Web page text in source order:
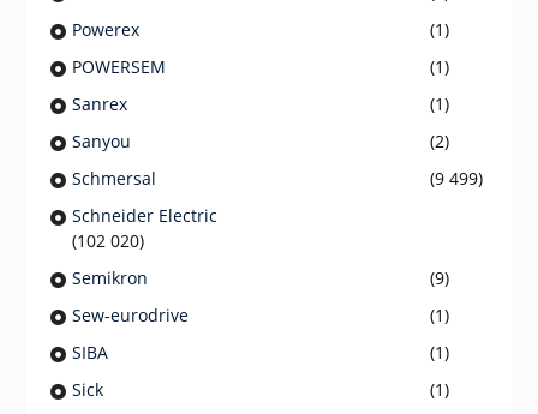
Powerex
(1)
POWERSEM
(1)
Sanrex
(1)
Sanyou
(2)
Schmersal
(9 499)
Schneider Electric
(102 020)
Semikron
(9)
Sew-eurodrive
(1)
SIBA
(1)
Sick
(1)